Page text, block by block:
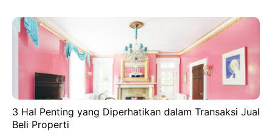
3 Hal Penting yang Diperhatikan dalam Transaksi Jual
Beli Properti